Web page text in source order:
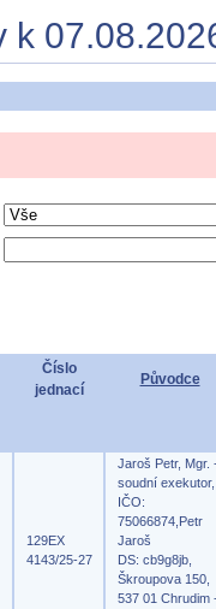
k
Číslo
jednací
Původce
129EX
4143/25-27
Jaroš Petr, Mgr.
soudní exekutor,
IČO:
75066874,Petr
Jaroš
DS: cb9g8jb,
Škroupova 150,
537 01 Chrudim